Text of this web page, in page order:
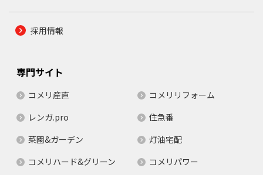
採用情報
専門サイト
コメリ産直
コメリリフォーム
レンガ.pro
住急番
菜園&ガーデン
灯油宅配
コメリハード&グリーン
コメリパワー